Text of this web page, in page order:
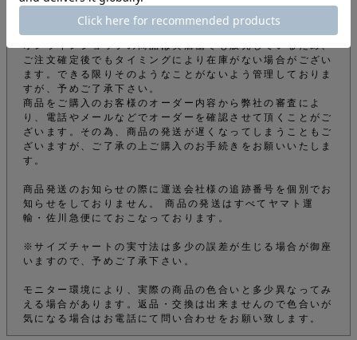
メールフィルターの設定をされている場合は 受信可能設定
に変更して頂かないと届かないのでご注意ください。
オンラインショップの商品は実店舗でも販売しているため、
ご注文確定後でもタイミングにより在庫がない場合がござい
ます。できる限りそのようなことがないよう管理しておりま
すが、予めご了承下さい。
商品をご購入のお客様のオーダー内容から弊社の審査によ
り、電話やメールなどでオーダーを確認させて頂くことがご
ざいます。その為、商品の発送が遅くなってしまうこともご
ざいますが、ご了承の上ご購入のお手続きをお願いいたしま
す。
商品発送のお知らせの際に運送会社様の追跡番号を個別でお
知らせをしておりません。 商品の発送はすべてヤマト運
輸・佐川急便にておこなっております。
※サイズチャートの実寸法は多少の誤差が生じる場合が御座
いますので、予めご了承下さい。
モニター環境により、実際の商品の色合いと多少異なってみ
える場合があります。返品・交換は出来ませんので色合いが
気になる場合はお電話にて問い合わせをお願い致します。